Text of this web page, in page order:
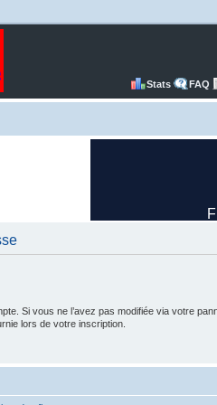
Stats FAQ
Si vous ne l’avez pas modifiée via votre
lors de votre inscription.